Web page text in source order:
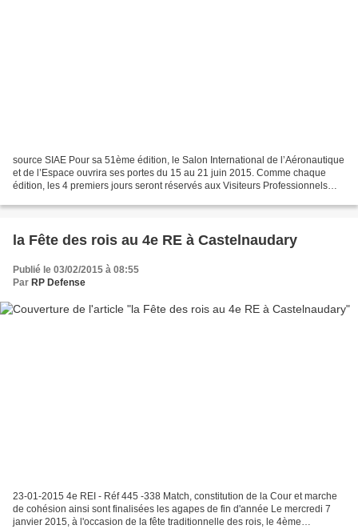
source SIAE Pour sa 51ème édition, le Salon International de l’Aéronautique
et de l’Espace ouvrira ses portes du 15 au 21 juin 2015. Comme chaque
édition, les 4 premiers jours seront réservés aux Visiteurs Professionnels
la Fête des rois au 4e RE à Castelnaudary
Publié le 03/02/2015 à 08:55
Par RP Defense
23-01-2015 4e REI - Réf 445 -338 Match, constitution de la Cour et marche
de cohésion ainsi sont finalisées les agapes de fin d'année Le mercredi 7
janvier 2015, à l'occasion de la fête traditionnelle des rois, le 4ème